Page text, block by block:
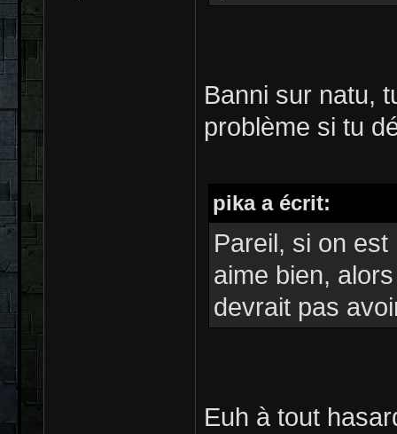
Banni sur natu,
problème si tu
pika a écrit:
Pareil, si on
aime bien,
devrait pas
Euh à tout